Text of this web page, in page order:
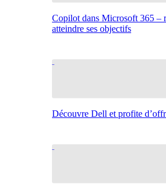
Copilot dans Microsoft 365 –
atteindre ses objectifs
Découvre Dell et profite